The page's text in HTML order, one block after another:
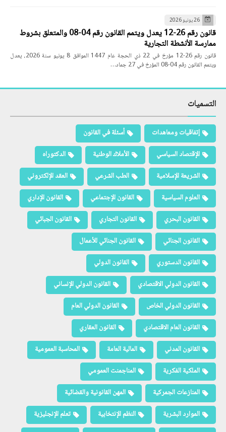
26 يونيو 2026
قانون رقم 26-12 يعدل ويتمم القانون رقم 04-08 والمتعلق بشروط
ممارسة الأنشطة التجارية
قانون رقم 26-12 مؤرخ في 22 ذي الحجة عام 1447 الموافق 8 يونيو سنة 2026، يعدل
ويتمم القانون رقم 04-08 المؤرخ في 27 جماد…
التسميات
إتفاقيات ومعاهدات
أسئلة في القانون
الإقتصاد السياسي
الأملاك الوطنية
الدكتوراه
الشريعة الإسلامية
الطب الشرعي
العقد الإلكتروني
العلوم السياسية
القانون الإجتماعي
القانون الإداري
القانون البحري
القانون التجاري
القانون الجبائي
القانون الجنائي
القانون الجنائي للأعمال
القانون الدستوري
القانون الدولي
القانون الدولي الاقتصادي
القانون الدولي الإنساني
القانون الدولي الخاص
القانون الدولي العام
القانون العام الاقتصادي
القانون العقاري
القانون المدني
المالية العامة
المحاسبة العمومية
الملكية الفكرية
المناجمنت العمومي
المنازعات الجمركية
المهن القانونية والقضائية
الموارد البشرية
النظم الإنتخابية
تعلم الإنجليزية